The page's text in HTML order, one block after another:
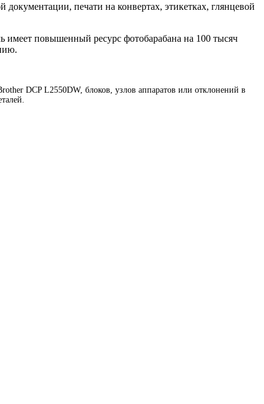
печати на конвертах, этикетках, глянцевой
имеет повышенный ресурс фотобарабана на 100 тысяч
DCP L2550DW, блоков, узлов аппаратов или отклонений в